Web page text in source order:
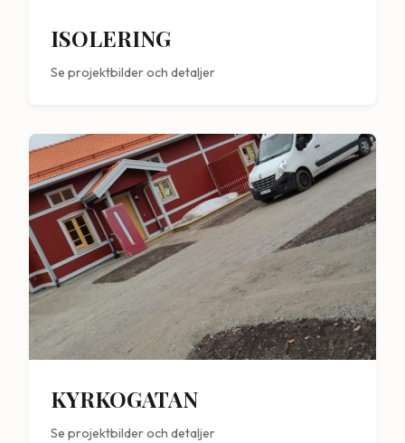
ISOLERING
Se projektbilder och detaljer
KYRKOGATAN
Se projektbilder och detaljer